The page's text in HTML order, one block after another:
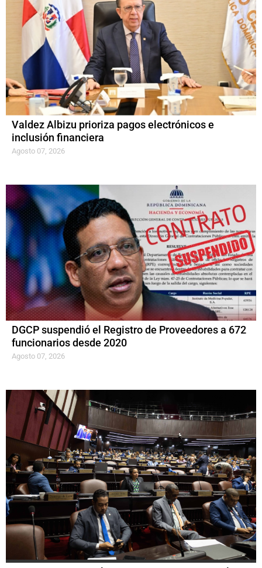
Valdez Albizu prioriza pagos electrónicos e
inclusión financiera
Agosto 07, 2026
DGCP suspendió el Registro de Proveedores a 672
funcionarios desde 2020
Agosto 07, 2026